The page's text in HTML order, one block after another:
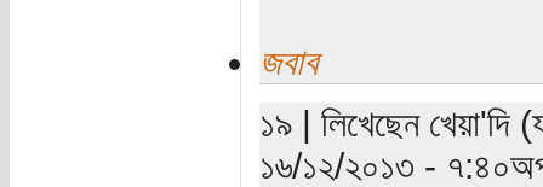
জবাব
১৯ | লিখেছেন খেয়া'দি
১৬/১২/২০১৩ -